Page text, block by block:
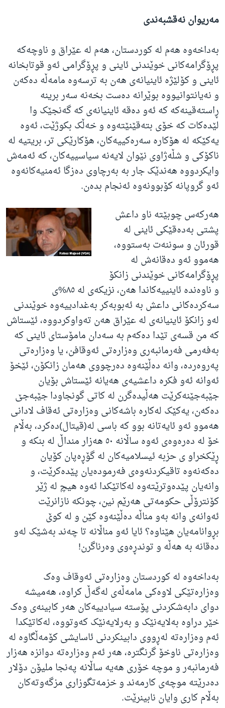
مەریوان نەقشبەندی
بەداخەوە هەم لە کوردستان، هەم لە عێراق و ناوچەکە
پڕۆگرامەکانی خوێندنی ئاینی و پڕۆگرامی ئەو قوتابخانە
ئاینی و کۆلێژە ئاینیانەی هەن بە ترسەوە مامەڵە دەکەن
و نەیانتوانیووە بوێرانە دەست بخەنە سەر برینە
ڕاستەقینەکە کە ئەو دەقە ئاینیانەی کە گەنجێک وا
لێدەکات کە خۆی بتەقێنێتەوە و خەڵک بکوژێت، ئەوە
یەکێکە لە هۆکارە سەرەکییەکان، هۆکارێکی تر، بریتیە لە
ناکۆکی و شڵەژاوی نێوان لایەنە سیاسییەکان، کە ئەمەش
وایکردووە هەندێک جار بە بەرچاوی دەزگا ئەمنیەکانەوە
ئەو گروپانە کۆبوونەوە ئەنجام بدەن.
هەرکەس چوبێتە ناو داعش
پشتی بەدەقێکی ئاینی لە
قورئان و سوننەت بەستووە،
هەموو ئەو دەقانەش لە
پڕۆگرامەکانی خوێندنی زانکۆ
و ناوەندە ئاینییەکاندا هەن، نزیکەی لە ٨٥%ی
سەکردەکانی داعش بە ئەبوبەکر بەغدادییەوە خوێندنی
لەو زانکۆ ئاینیانەی لە عێراق هەن تەواوکردووە، ئێستاش
کە من قسەی تێدا دەکەم بە سەدان مامۆستای ئاینی کە
بەفەرمی فەرمانبەری وەزارەتی ئەوقافن، یا وەزارەتی
پەروەردە، وانە دەڵێنەوە دەرچووی هەمان زانکۆن، ئێخۆ
ئەوانە ئەو فکرە داعشیەی هەیانە ئێستاش بۆیان
جێبەجێنەکرێت هەڵیدەگرن لە کاتی گونجاودا جێبەجێ
دەکەن، یەکێک لەکارە باشەکانی وەزارەتی ئەقاف لادانی
هەموو ئەو ئایەتانە بوو کە باسی لە(قیتال)دەکرد، بەڵام
خۆ لە دەرەوەی ئەوە ساڵانە ٥٠ هەزار منداڵ لە بنکە و
ڕێکخراو ی حزبە ئیسلامیەکان لە گۆڕەپان کۆیان
دەکەنەوە تاقیکردنەوەی فەرمودەیان پێدەکرێت، و
وانەیان پێدەوترێتەوە لەکاتێکدا ئەوە هیچ لە ژێر
کۆنترۆڵی حکومەتی هەرێم نین، چونکە نازانرێت
ئەوانەی وانە بەو مناڵە دەڵێنەوە کێن و لە کوێ
بڕوانامەیان هێناوە؟ ئایا ئەو مناڵانە تا چەند بەشێک لەو
دەقانە بە هەڵە و توندڕەوی وەرناگرن!
بەداخەوە لە کوردستان وەزارەتی ئەوقاف وەک
وەزارەتێکی لاوەکی مامەڵەی لەگەڵ کراوە، هەمیشە
دوای دابەشکردنی پۆستە سیادییەکان هەر کابینەی وەک
خێر دراوە بەلایەنێک و بەرلایەنێک کەوتووە، لەکاتێکدا
ئەم وەزارەتە لەڕووی دابینکردنی ئاسایشی کۆمەڵگاوە لە
وەزارەتی ناوخۆ گرنگترە، هەر ئەم وەزارەتە دوانزە هەزار
فەرمانبەر و موچە خۆری هەیە ساڵانە پەنجا ملیۆن دۆلار
دەدرێتە موچەی کارمەند و خزمەتگوزاری مزگەوتەکان
بەڵام کاری وایان نابینرێت.